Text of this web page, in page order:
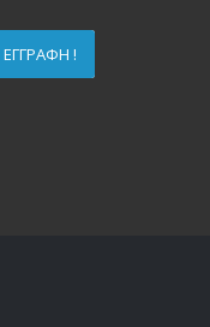
ΕΓΓΡΑΦΉ !